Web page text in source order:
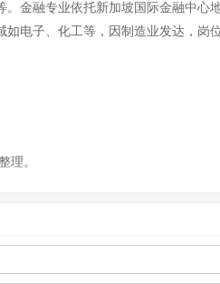
金融专业依托新加坡国际金融中
电子、化工等，因制造业发达，岗
理。